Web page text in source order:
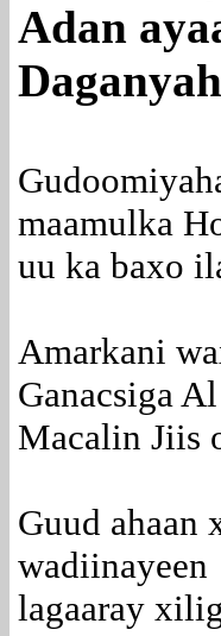
Adan
maamulka
uu ka baxo
Amarkani
Ganacsiga
Macalin Jiis
Guud ahaan
wadiinayeen
lagaaray